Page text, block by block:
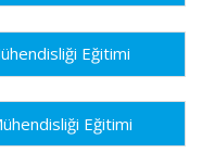
Eğitimi
Eğitimi